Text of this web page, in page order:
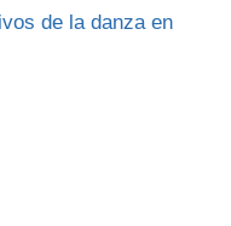
de la danza en